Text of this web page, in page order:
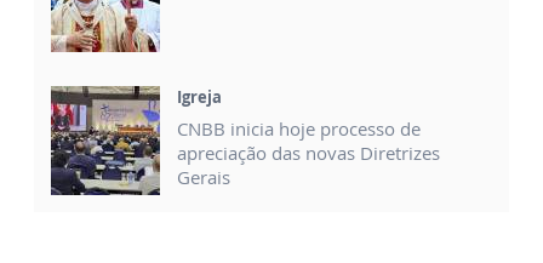
Igreja
CNBB inicia hoje processo de
apreciação das novas Diretrizes
Gerais